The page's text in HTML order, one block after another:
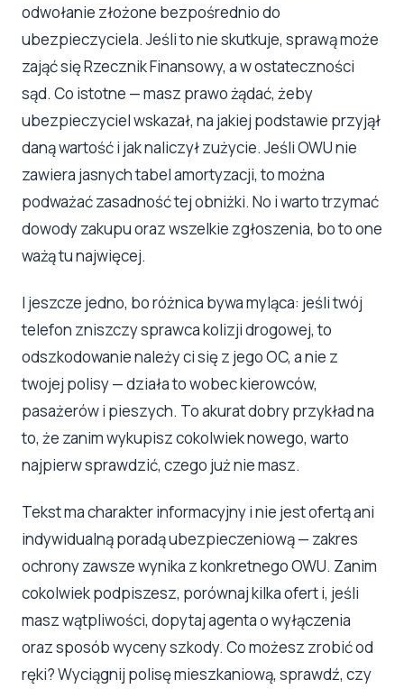
odwołanie złożone bezpośrednio do
ubezpieczyciela. Jeśli to nie skutkuje, sprawą może
zająć się Rzecznik Finansowy, a w ostateczności
sąd. Co istotne — masz prawo żądać, żeby
ubezpieczyciel wskazał, na jakiej podstawie przyjął
daną wartość i jak naliczył zużycie. Jeśli OWU nie
zawiera jasnych tabel amortyzacji, to można
podważać zasadność tej obniżki. No i warto trzymać
dowody zakupu oraz wszelkie zgłoszenia, bo to one
ważą tu najwięcej.
I jeszcze jedno, bo różnica bywa myląca: jeśli twój
telefon zniszczy sprawca kolizji drogowej, to
odszkodowanie należy ci się z jego OC, a nie z
twojej polisy — działa to wobec kierowców,
pasażerów i pieszych. To akurat dobry przykład na
to, że zanim wykupisz cokolwiek nowego, warto
najpierw sprawdzić, czego już nie masz.
Tekst ma charakter informacyjny i nie jest ofertą ani
indywidualną poradą ubezpieczeniową — zakres
ochrony zawsze wynika z konkretnego OWU. Zanim
cokolwiek podpiszesz, porównaj kilka ofert i, jeśli
masz wątpliwości, dopytaj agenta o wyłączenia
oraz sposób wyceny szkody. Co możesz zrobić od
ręki? Wyciągnij polisę mieszkaniową, sprawdź, czy